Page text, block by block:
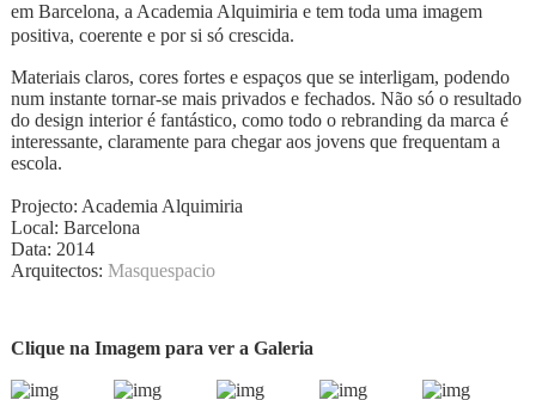
em Barcelona, a Academia Alquimiria e tem toda uma imagem
positiva, coerente e por si só crescida.
Materiais claros, cores fortes e espaços que se interligam, podendo
num instante tornar-se mais privados e fechados. Não só o resultado
do design interior é fantástico, como todo o rebranding da marca é
interessante, claramente para chegar aos jovens que frequentam a
escola.
Projecto: Academia Alquimiria
Local: Barcelona
Data: 2014
Arquitectos: Masquespacio
Clique na Imagem para ver a Galeria